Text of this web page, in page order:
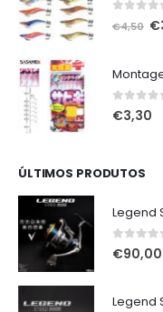
out of
€4,50 O
€
0out of 5
€3,30
ÚLTIMOS PRODUTOS
Legend
0out of 5
€90,00
Legend